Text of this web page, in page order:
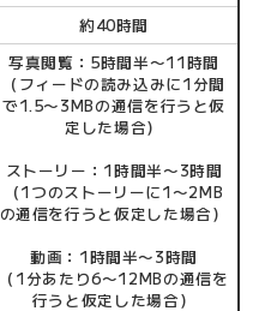
約40時間
写真閲覧：5時間半〜11時間
（フィードの読み込みに1分間
で1.5〜3MBの通信を行うと仮
定した場合）
ストーリー：1時間半〜3時間
（1つのストーリーに1〜2MB
の通信を行うと仮定した場合）
動画：1時間半〜3時間
（1分あたり6〜12MBの通信を
行うと仮定した場合）